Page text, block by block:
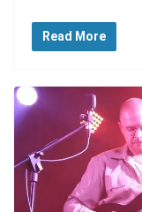
Read More